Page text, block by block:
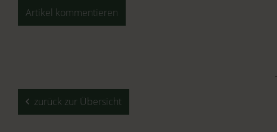
Artikel kommentieren
zurück zur Übersicht